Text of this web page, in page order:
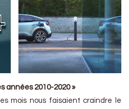
années 2010-2020 »
mois nous faisaient craindre le